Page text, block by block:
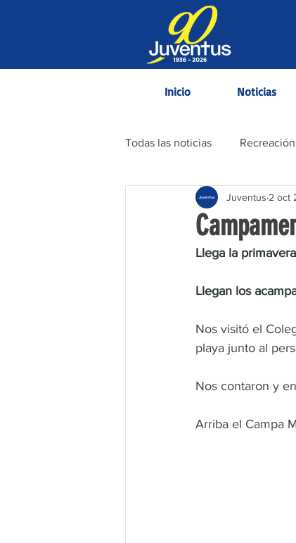
Inicio Noticias
Todas las noticias
Contenido Informativo
Juventus 2 oct
Llega la
Llegan los
Nos visitó el
playa junto al
Nos contaron y
Arriba el Campa